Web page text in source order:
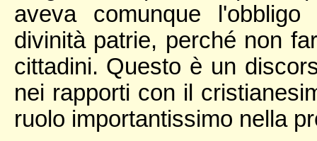
aveva comunque
divinità patrie, perché non
cittadini. Questo è un
nei rapporti con il
ruolo importantissimo nella